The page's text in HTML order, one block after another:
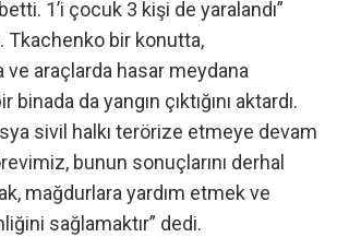
1’i çocuk 3 kişi de yaralandı”
Tkachenko bir konutta,
araçlarda hasar meydana
da yangın çıktığını aktardı.
sivil halkı terörize etmeye devam
bunun sonuçlarını derhal
mağdurlara yardım etmek ve
sağlamaktır” dedi.